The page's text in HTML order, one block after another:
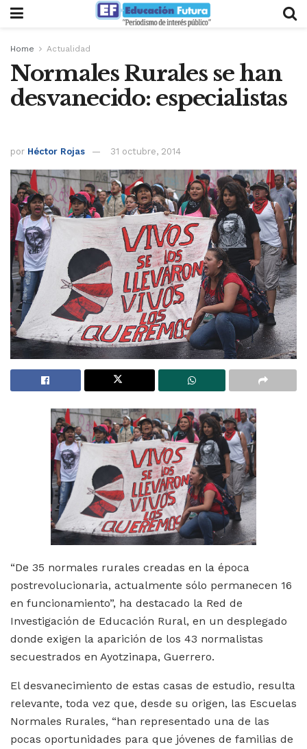
Home Actualidad
Normales Rurales se han
desvanecido: especialistas
por Héctor Rojas 31 octubre, 2014
“De 35 normales rurales creadas en la época
postrevolucionaria, actualmente sólo permanecen 16
en funcionamiento”, ha destacado la Red de
Investigación de Educación Rural, en un desplegado
donde exigen la aparición de los 43 normalistas
secuestrados en Ayotzinapa, Guerrero.
El desvanecimiento de estas casas de estudio, resulta
relevante, toda vez que, desde su origen, las Escuelas
Normales Rurales, “han representado una de las
pocas oportunidades para que jóvenes de familias de